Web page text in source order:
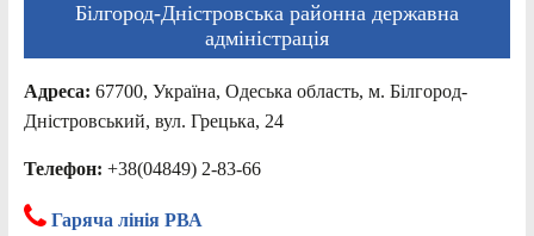
Білгород-Дністровська районна державна
адміністрація
Адреса: 67700, Україна, Одеська область, м. Білгород-
Дністровський, вул. Грецька, 24
Телефон: +38(04849) 2-83-66
Гаряча лінія РВА